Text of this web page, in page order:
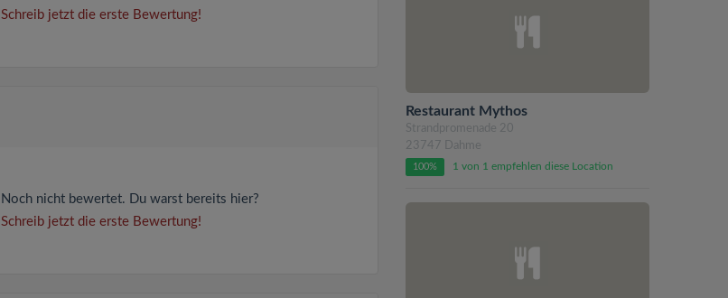
Schreib jetzt die erste Bewertung!
Noch nicht bewertet. Du warst bereits hier?
Schreib jetzt die erste Bewertung!
Restaurant Mythos
Strandpromenade 20
23747 Dahme
100% 1 von 1 empfehlen diese Location